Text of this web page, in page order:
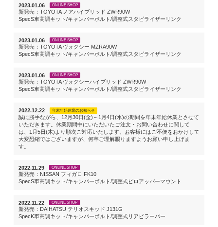
2023.01.06 ONLINE SHOP
新発売：TOYOTA ノアハイブリッド ZWR90W
SpecS車高調キット/キャンバーボルト/調整式スタビライザーリンク
2023.01.06 ONLINE SHOP
新発売：TOYOTA ヴォクシー MZRA90W
SpecS車高調キット/キャンバーボルト/調整式スタビライザーリンク
2023.01.06 ONLINE SHOP
新発売：TOYOTA ヴォクシーハイブリッド ZWR90W
SpecS車高調キット/キャンバーボルト/調整式スタビライザーリンク
2022.12.22 年末年始休業のお知らせ
誠に勝手ながら、12月30日(金)～1月4日(水)の期間を年末年始休業とさせて
いただきます。休業期間中にいただいたご注文・お問い合わせに関して
は、1月5日(木)より順次ご対応いたします。お客様にはご不便をおかけして
大変恐縮ではございますが、何卒ご理解賜りますようお願い申し上げま
す。
2022.11.29 ONLINE SHOP
新発売：NISSAN フィガロ FK10
SpecS車高調キット/キャンバーボルト/調整式ピロアッパーマウント
2022.11.22 ONLINE SHOP
新発売：DAIHATSU テリオスキッド J131G
SpecK車高調キット/キャンバーボルト/調整式リアピラーバー